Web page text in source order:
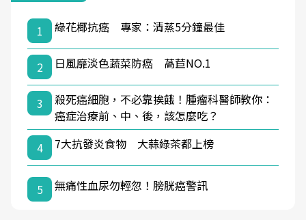
1 綠花椰抗癌 專家：清蒸5分鐘最佳
2 日風靡淡色蔬菜防癌 萵苣NO.1
3
殺死癌細胞，不必靠挨餓！腫瘤科醫師教你：
癌症治療前、中、後，該怎麼吃？
4
7大抗發炎食物 大蒜綠茶都上榜
5 無痛性血尿勿輕忽！膀胱癌警訊